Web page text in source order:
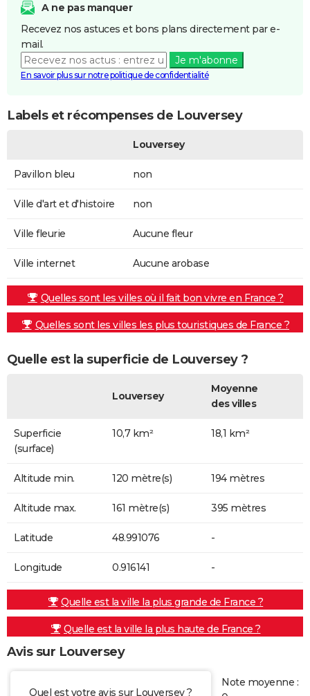
A ne pas manquer
Recevez nos astuces et bons plans directement par e-
mail.
Je m'abonne
En savoir plus sur notre politique de confidentialité
Labels et récompenses de Louversey
Louversey
Pavillon bleu non
Ville d'art et d'histoire non
Ville fleurie Aucune fleur
Ville internet Aucune arobase
Quelles sont les villes où il fait bon vivre en France ?
Quelles sont les villes les plus touristiques de France ?
Quelle est la superficie de Louversey ?
Louversey
Moyenne
des villes
Superficie
(surface)
10,7 km² 18,1 km²
Altitude min. 120 mètre(s) 194 mètres
Altitude max. 161 mètre(s) 395 mètres
Latitude 48.991076 -
Longitude 0.916141 -
Quelle est la ville la plus grande de France ?
Quelle est la ville la plus haute de France ?
Avis sur Louversey
Quel est votre avis sur Louversey ?
Note moyenne :